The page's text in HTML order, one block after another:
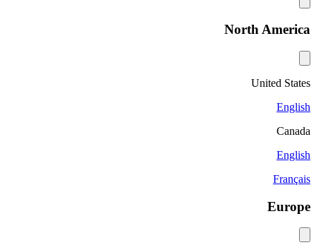
North America
United States
English
Canada
English
Français
Europe